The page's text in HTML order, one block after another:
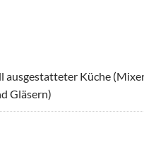
Küche
Gläsern)